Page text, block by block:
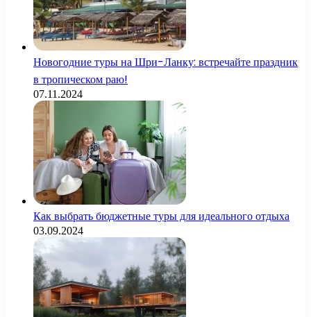
Новогодние туры на Шри-Ланку: встречайте праздник
в тропическом раю!
07.11.2024
Как выбрать бюджетные туры для идеального отдыха
03.09.2024